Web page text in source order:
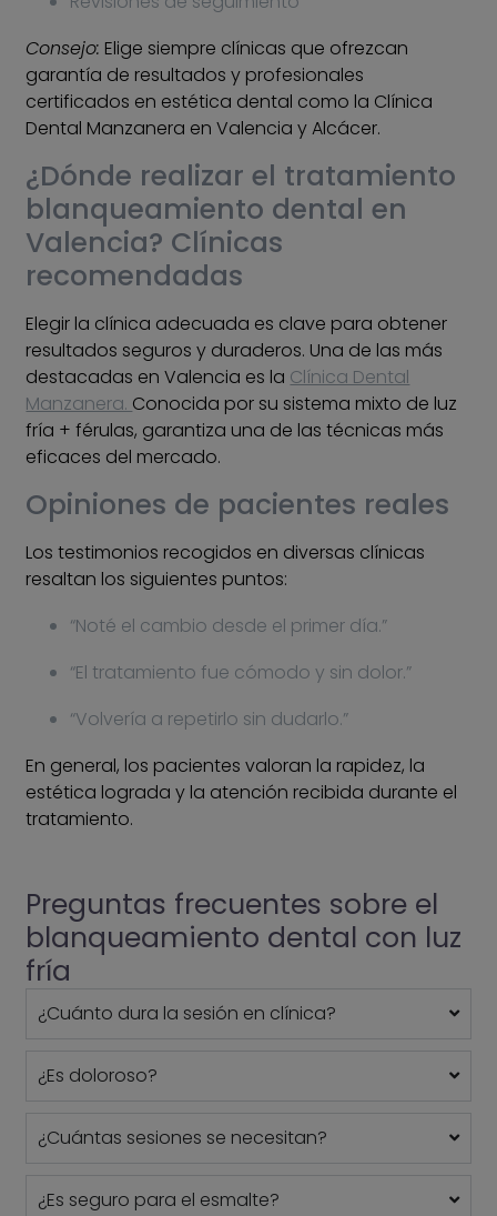
Consejo: Elige siempre clínicas que ofrezcan
garantía de resultados y profesionales
certificados en estética dental como la Clínica
Dental Manzanera en Valencia y Alcácer.
¿Dónde realizar el tratamiento
blanqueamiento dental en
Valencia? Clínicas
recomendadas
Elegir la clínica adecuada es clave para obtener
resultados seguros y duraderos. Una de las más
destacadas en Valencia es la Clínica Dental
Manzanera. Conocida por su sistema mixto de luz
fría + férulas, garantiza una de las técnicas más
eficaces del mercado.
Opiniones de pacientes reales
Los testimonios recogidos en diversas clínicas
resaltan los siguientes puntos:
“Noté el cambio desde el primer día.”
“El tratamiento fue cómodo y sin dolor.”
“Volvería a repetirlo sin dudarlo.”
En general, los pacientes valoran la rapidez, la
estética lograda y la atención recibida durante el
tratamiento.
Preguntas frecuentes sobre el
blanqueamiento dental con luz
fría
¿Cuánto dura la sesión en clínica?
¿Es doloroso?
¿Cuántas sesiones se necesitan?
¿Es seguro para el esmalte?